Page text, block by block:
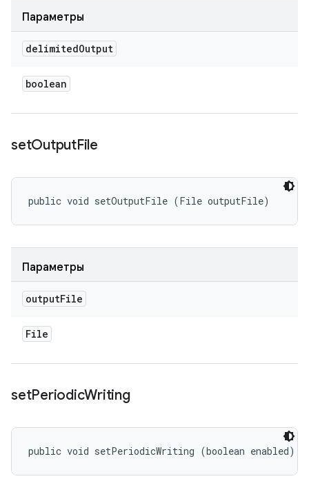
Параметры
delimitedOutput
boolean
setOutputFile
public void setOutputFile (File outputFile)
Параметры
outputFile
File
setPeriodicWriting
public void setPeriodicWriting (boolean enabled)